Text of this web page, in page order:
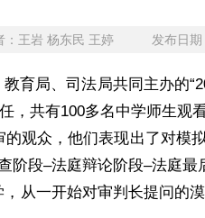
：王岩 杨东民 王婷 发布日
育局、司法局共同主办的
，共有100多名中学师生观
观众，他们表现出了对模
阶段–法庭辩论阶段–法庭
从一开始对审判长提问的